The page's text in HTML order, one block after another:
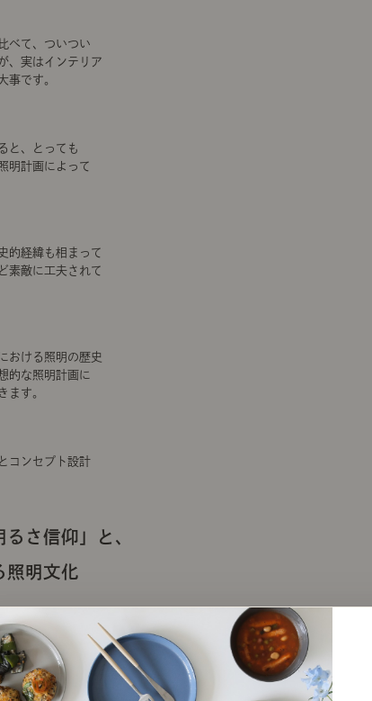
べて、ついつい
、実はインテリア
事です。
と、とっても
明計画によって
的経緯も相まって
素敵に工夫されて
おける照明の歴史
的な照明計画に
ます。
コンセプト設計
さ信仰」と、
照明文化